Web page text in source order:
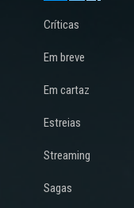
Críticas
Em breve
Em cartaz
Estreias
Streaming
Sagas